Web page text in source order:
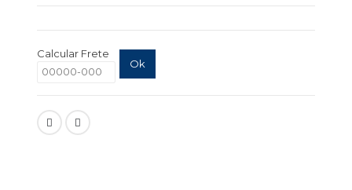
Calcular Frete
Ok